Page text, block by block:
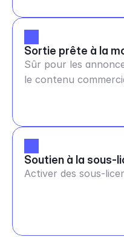
Sortie prête à la
Sûr pour les
le contenu
Soutien à la sous-
Activer des sous-